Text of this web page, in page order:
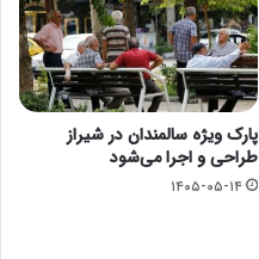
پارک ویژه سالمندان در شیراز
طراحی و اجرا می‌شود
۱۴۰۵-۰۵-۱۴